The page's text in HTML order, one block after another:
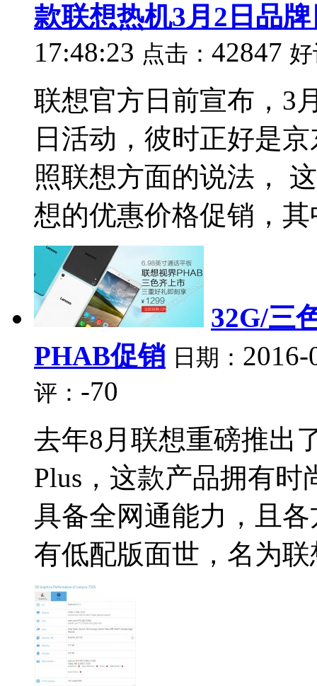
款联想热机3月2日品
17:48:23 点击： 42847
联想官方日前宣布，3
日活动，彼时正好是
照联想方面的说法，
想的优惠价格促销，其
32G/三
PHAB促销 日期：
评： -70
去年8月联想重磅推出
Plus，这款产品拥有
具备全网通能力，且
有低配版面世，名为